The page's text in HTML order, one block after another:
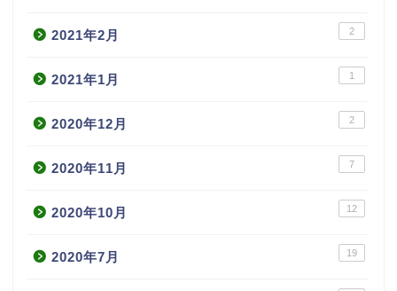
2021年2月 2
2021年1月 1
2020年12月 2
2020年11月 7
2020年10月 12
2020年7月 19